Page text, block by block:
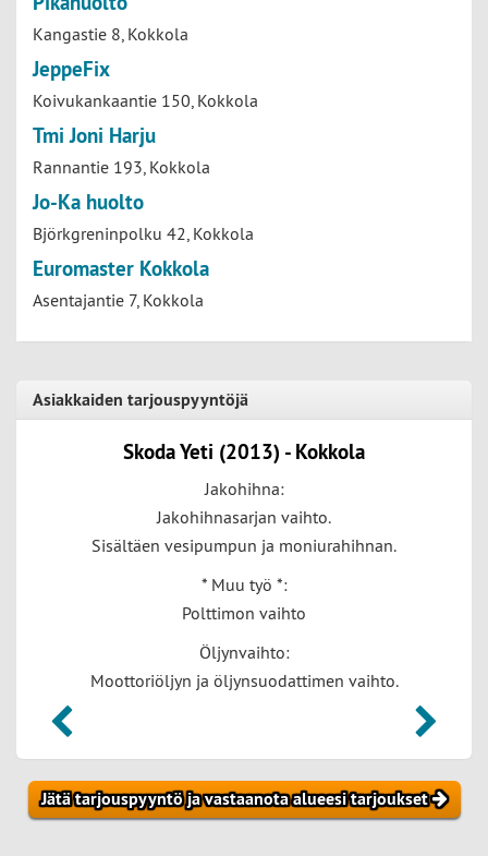
Kangastie 8, Kokkola
JeppeFix
Koivukankaantie 150, Kokkola
Tmi Joni Harju
Rannantie 193, Kokkola
Jo-Ka huolto
Björkgreninpolku 42, Kokkola
Euromaster Kokkola
Asentajantie 7, Kokkola
Asiakkaiden tarjouspyyntöjä
Skoda Yeti (2013) - Kokkola
Jakohihna:
Jakohihnasarjan vaihto.
Sisältäen vesipumpun ja moniurahihnan.
* Muu työ *:
Polttimon vaihto
Öljynvaihto:
Moottoriöljyn ja öljynsuodattimen vaihto.
Jätä tarjouspyyntö ja vastaanota alueesi tarjoukset